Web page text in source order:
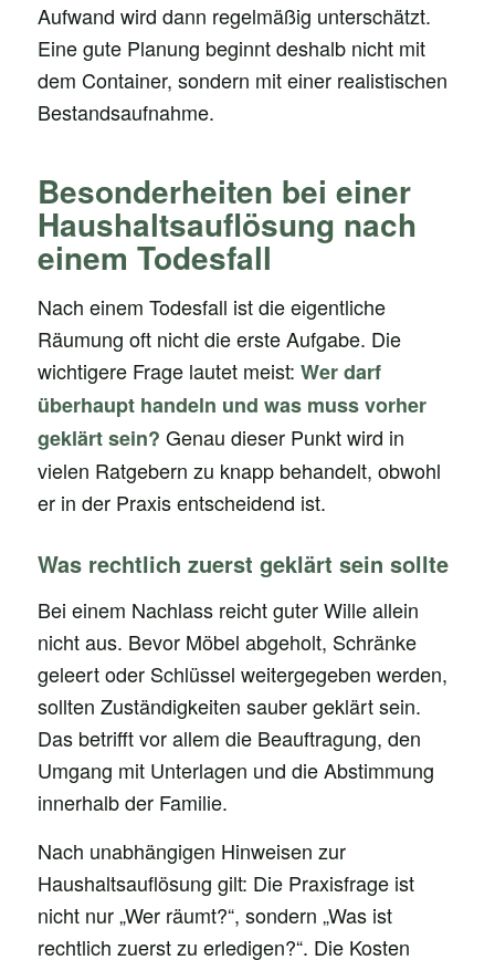
Aufwand wird dann regelmäßig unterschätzt.
Eine gute Planung beginnt deshalb nicht mit
dem Container, sondern mit einer realistischen
Bestandsaufnahme.
Besonderheiten bei einer
Haushaltsauflösung nach
einem Todesfall
Nach einem Todesfall ist die eigentliche
Räumung oft nicht die erste Aufgabe. Die
wichtigere Frage lautet meist: Wer darf
überhaupt handeln und was muss vorher
geklärt sein? Genau dieser Punkt wird in
vielen Ratgebern zu knapp behandelt, obwohl
er in der Praxis entscheidend ist.
Was rechtlich zuerst geklärt sein sollte
Bei einem Nachlass reicht guter Wille allein
nicht aus. Bevor Möbel abgeholt, Schränke
geleert oder Schlüssel weitergegeben werden,
sollten Zuständigkeiten sauber geklärt sein.
Das betrifft vor allem die Beauftragung, den
Umgang mit Unterlagen und die Abstimmung
innerhalb der Familie.
Nach unabhängigen Hinweisen zur
Haushaltsauflösung gilt: Die Praxisfrage ist
nicht nur „Wer räumt?“, sondern „Was ist
rechtlich zuerst zu erledigen?“. Die Kosten